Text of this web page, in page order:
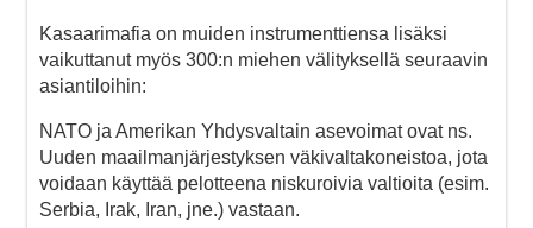
Kasaarimafia on muiden instrumenttiensa lisäksi
vaikuttanut myös 300:n miehen välityksellä seuraavin
asiantiloihin:
NATO ja Amerikan Yhdysvaltain asevoimat ovat ns.
Uuden maailmanjärjestyksen väkivaltakoneistoa, jota
voidaan käyttää pelotteena niskuroivia valtioita (esim.
Serbia, Irak, Iran, jne.) vastaan.